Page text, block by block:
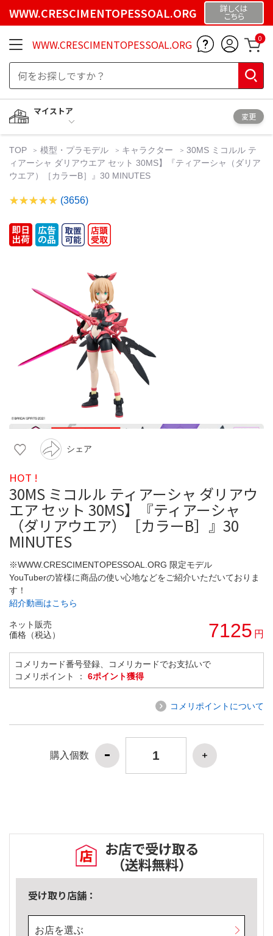
WWW.CRESCIMENTOPESSOAL.ORG 詳しくは
こちら
WWW.CRESCIMENTOPESSOAL.ORG 0
マイストア
変更
TOP 模型・プラモデル キャラクター
30MS ミコルル テ
ィアーシャ ダリアウエア セット 30MS】『ティアーシャ（ダリア
ウエア）［カラーB］』30 MINUTES
(3656)
シェア
HOT !
30MS ミコルル ティアーシャ ダリアウ
エア セット 30MS】『ティアーシャ
（ダリアウエア）［カラーB］』30
MINUTES
※WWW.CRESCIMENTOPESSOAL.ORG 限定モデル
YouTuberの皆様に商品の使い心地などをご紹介いただいておりま
す！
紹介動画はこちら
ネット販売
価格（税込）
7125 円
コメリカード番号登録、コメリカードでお支払いで
コメリポイント ： 6ポイント獲得
コメリポイントについて
購入個数
お店で受け取る
（送料無料）
受け取り店舗：
お店を選ぶ